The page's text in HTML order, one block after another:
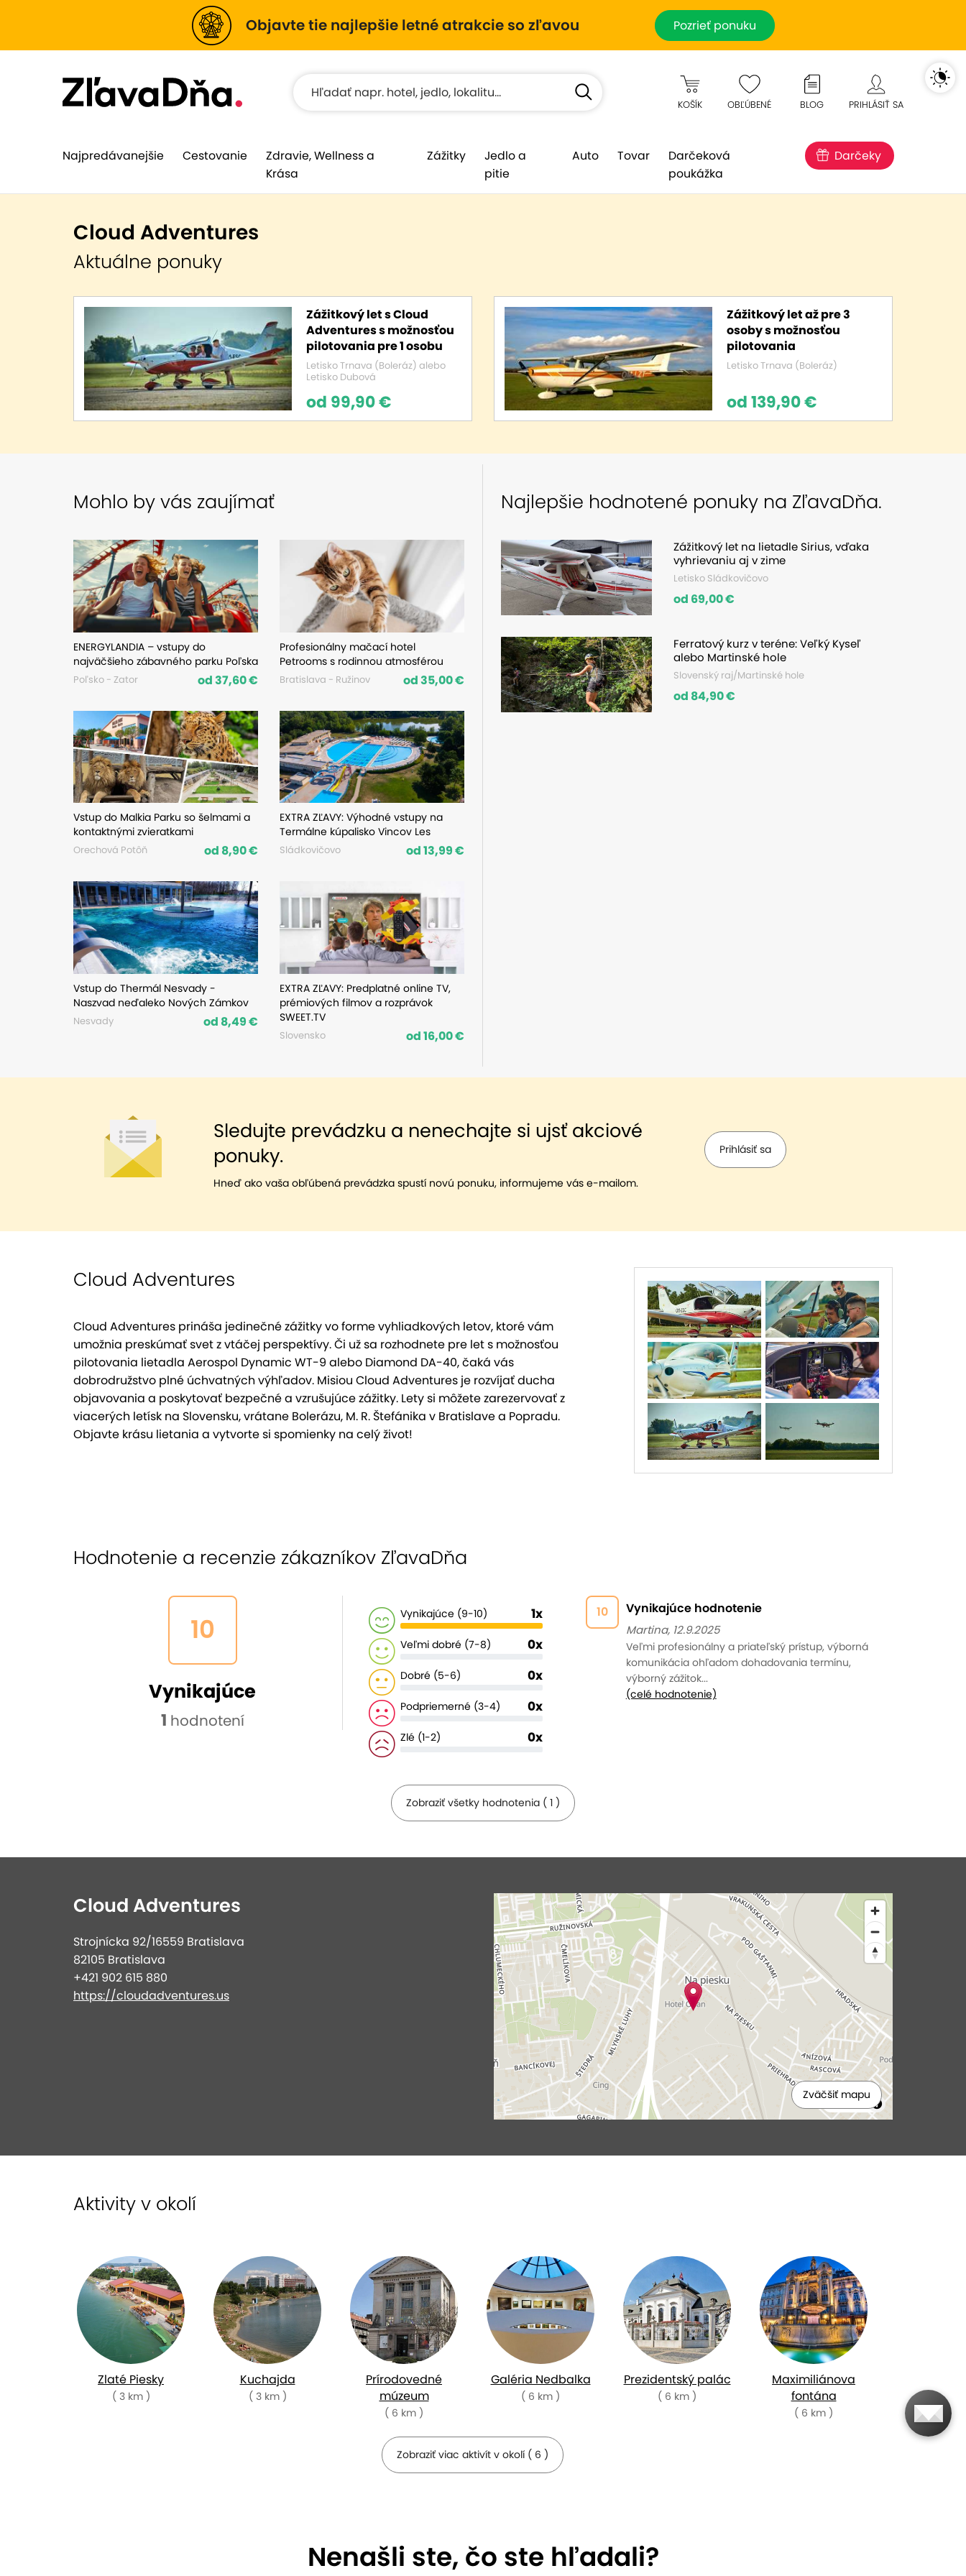
Objavte tie najlepšie letné atrakcie so zľavou Pozrieť ponuku
KOŠÍK OBĽÚBENÉ BLOG PRIHLÁSIŤ SA
Najpredávanejšie Cestovanie
Zdravie, Wellness a
Krása
Zážitky
Jedlo a
pitie
Auto Tovar
Darčeková
poukážka
Darčeky
Cloud Adventures
Aktuálne ponuky
Zážitkový let s Cloud
Adventures s možnosťou
pilotovania pre 1 osobu
Letisko Trnava (Boleráz) alebo
Letisko Dubová
od 99,90 €
Zážitkový let až pre 3
osoby s možnosťou
pilotovania
Letisko Trnava (Boleráz)
od 139,90 €
Najlepšie hodnotené ponuky na ZľavaDňa.
Zážitkový let na lietadle Sirius, vďaka
vyhrievaniu aj v zime
Letisko Sládkovičovo
od 69,00 €
Ferratový kurz v teréne: Veľký Kyseľ
alebo Martinské hole
Slovenský raj/Martinské hole
od 84,90 €
Mohlo by vás zaujímať
ENERGYLANDIA – vstupy do
najväčšieho zábavného parku Poľska
Poľsko - Zator od 37,60 €
Profesionálny mačací hotel
Petrooms s rodinnou atmosférou
Bratislava - Ružinov od 35,00 €
Vstup do Malkia Parku so šelmami a
kontaktnými zvieratkami
Orechová Potôň od 8,90 €
EXTRA ZĽAVY: Výhodné vstupy na
Termálne kúpalisko Vincov Les
Sládkovičovo od 13,99 €
Vstup do Thermál Nesvady -
Naszvad neďaleko Nových Zámkov
Nesvady od 8,49 €
EXTRA ZĽAVY: Predplatné online TV,
prémiových filmov a rozprávok
SWEET.TV
Slovensko od 16,00 €
Sledujte prevádzku a nenechajte si ujsť akciové
ponuky.
Hneď ako vaša obľúbená prevádzka spustí novú ponuku, informujeme vás e-mailom.
Prihlásiť sa
Cloud Adventures
Cloud Adventures prináša jedinečné zážitky vo forme vyhliadkových letov, ktoré vám
umožnia preskúmať svet z vtáčej perspektívy. Či už sa rozhodnete pre let s možnosťou
pilotovania lietadla Aerospol Dynamic WT-9 alebo Diamond DA-40, čaká vás
dobrodružstvo plné úchvatných výhľadov. Misiou Cloud Adventures je rozvíjať ducha
objavovania a poskytovať bezpečné a vzrušujúce zážitky. Lety si môžete zarezervovať z
viacerých letísk na Slovensku, vrátane Bolerázu, M. R. Štefánika v Bratislave a Popradu.
Objavte krásu lietania a vytvorte si spomienky na celý život!
Hodnotenie a recenzie zákazníkov ZľavaDňa
10
Vynikajúce
1 hodnotení
Vynikajúce (9-10) 1x
Veľmi dobré (7-8) 0x
Dobré (5-6) 0x
Podpriemerné (3-4) 0x
Zlé (1-2) 0x
10 Vynikajúce hodnotenie
Martina, 12.9.2025
Veľmi profesionálny a priateľský prístup, výborná
komunikácia ohľadom dohadovania termínu,
výborný zážitok...
(celé hodnotenie)
Zobraziť všetky hodnotenia ( 1 )
Cloud Adventures
Strojnícka 92/16559 Bratislava
82105 Bratislava
+421 902 615 880
https://cloudadventures.us
Zväčšiť mapu
MapLibre
Aktivity v okolí
Zlaté Piesky
( 3 km )
Kuchajda
( 3 km )
Prírodovedné
múzeum
( 6 km )
Galéria Nedbalka
( 6 km )
Prezidentský palác
( 6 km )
Maximiliánova
fontána
( 6 km )
Zobraziť viac aktivít v okolí ( 6 )
Nenašli ste, čo ste hľadali?